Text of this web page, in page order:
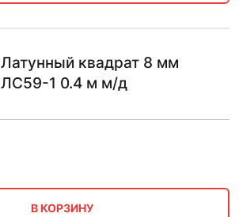
Латунный квадрат 8 мм
ЛС59-1 0.4 м м/д
В КОРЗИНУ